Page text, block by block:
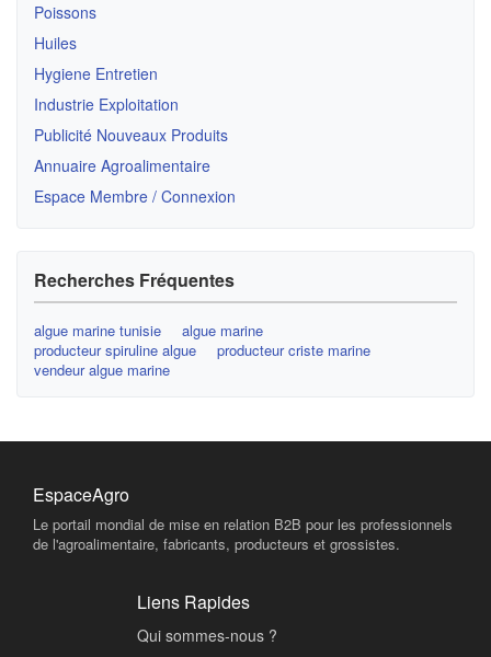
Poissons
Huiles
Hygiene Entretien
Industrie Exploitation
Publicité Nouveaux Produits
Annuaire Agroalimentaire
Espace Membre / Connexion
Recherches Fréquentes
algue marine tunisie
algue marine
producteur spiruline algue
producteur criste marine
vendeur algue marine
EspaceAgro
Le portail mondial de mise en relation B2B pour les professionnels
de l'agroalimentaire, fabricants, producteurs et grossistes.
Liens Rapides
Qui sommes-nous ?